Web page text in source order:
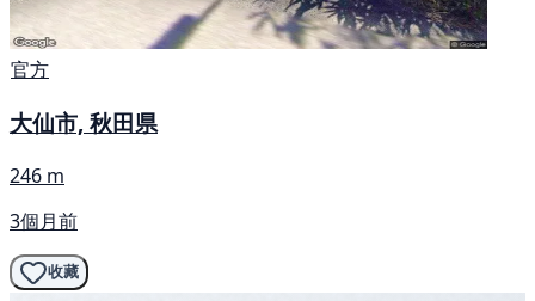
官方
大仙市, 秋田県
246 m
3個月前
收藏